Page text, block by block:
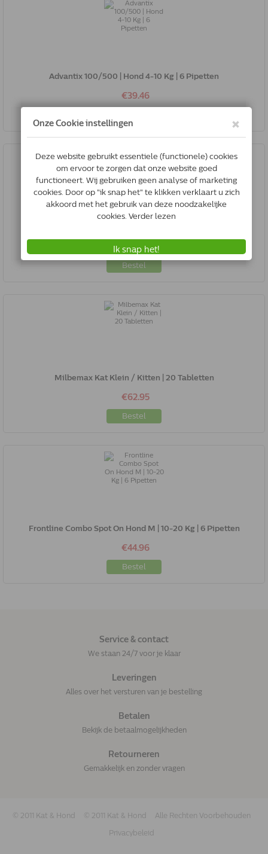
Advantix 100/500 | Hond 4-10 Kg | 6 Pipetten
€39.46
€20.67
Bestel
Milbemax Kat Klein / Kitten | 20 Tabletten
€62.95
Bestel
Frontline Combo Spot On Hond M | 10-20 Kg | 6 Pipetten
€44.96
Bestel
Service & contact
We staan 24/7 voor je klaar
Leveringen
Alles over het versturen van je bestelling
Betalen
Bekijk de betaalmogelijkheden
Retourneren
Gemakkelijk en zonder vragen
© 2011 Kat & Hond © 2011 Kat & Hond Alle Rechten Voorbehouden
Privacybeleid